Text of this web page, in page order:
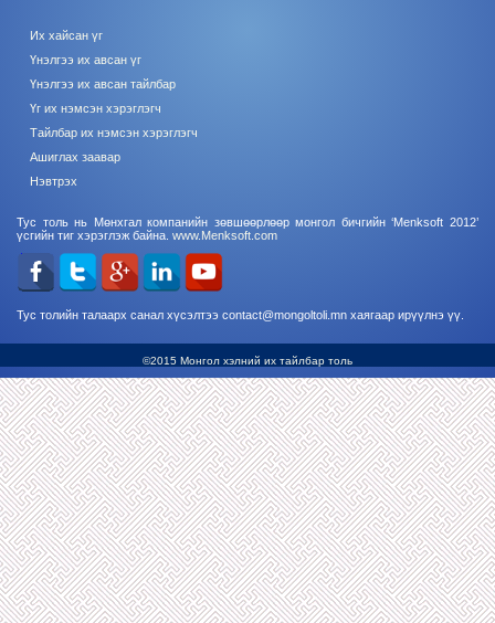
Их хайсан үг
Үнэлгээ их авсан үг
Үнэлгээ их авсан тайлбар
Үг их нэмсэн хэрэглэгч
Тайлбар их нэмсэн хэрэглэгч
Ашиглах заавар
Нэвтрэх
Тус толь нь Мөнхгал компанийн зөвшөөрлөөр монгол бичгийн ‘Menksoft 2012’
үсгийн тиг хэрэглэж байна. www.Menksoft.com
Тус толийн талаарх санал хүсэлтээ contact@mongoltoli.mn хаягаар ирүүлнэ үү.
©2015 Монгол хэлний их тайлбар толь